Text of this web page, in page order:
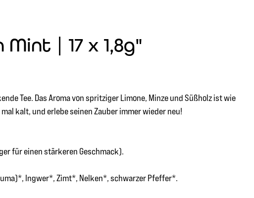
| 17 x 1,8g"
Tee. Das Aroma von spritziger Limone, Minze und Süßholz ist wie
kalt, und erlebe seinen Zauber immer wieder neu!
für einen stärkeren Geschmack).
Ingwer*, Zimt*, Nelken*, schwarzer Pfeffer*.